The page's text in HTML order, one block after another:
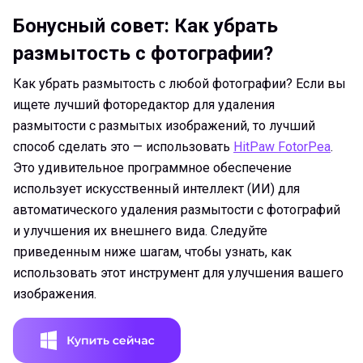
Бонусный совет: Как убрать
размытость с фотографии?
Как убрать размытость с любой фотографии? Если вы
ищете лучший фоторедактор для удаления
размытости с размытых изображений, то лучший
способ сделать это — использовать HitPaw FotorPea.
Это удивительное программное обеспечение
использует искусственный интеллект (ИИ) для
автоматического удаления размытости с фотографий
и улучшения их внешнего вида. Следуйте
приведенным ниже шагам, чтобы узнать, как
использовать этот инструмент для улучшения вашего
изображения.